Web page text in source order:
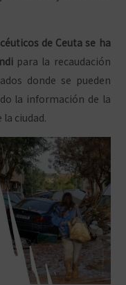
de Ceuta se ha
para la recaudación
donde se pueden
la información de la
ciudad.